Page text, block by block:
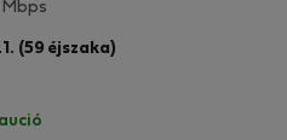
(59 éjszaka)